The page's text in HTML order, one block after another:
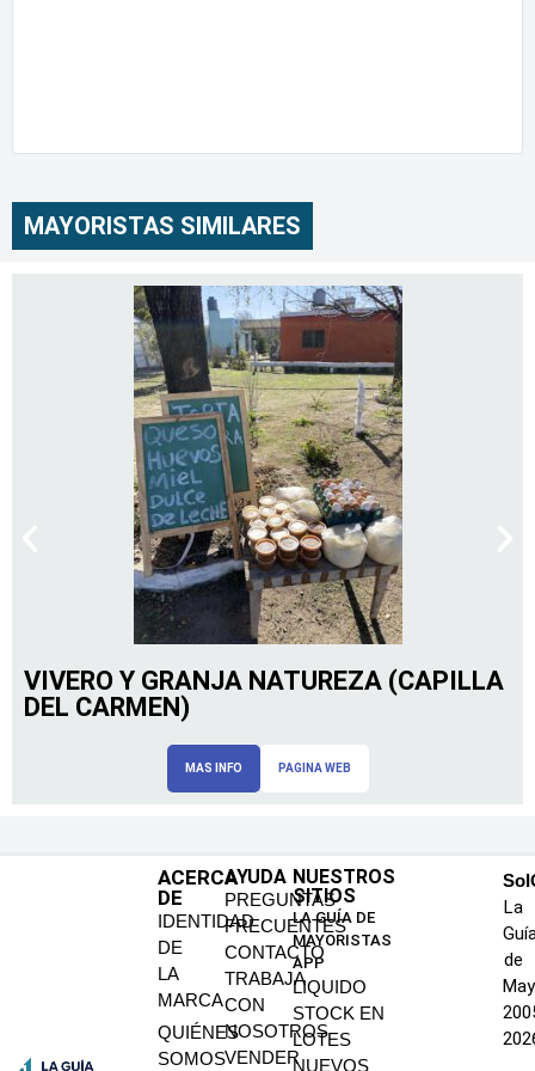
MAYORISTAS SIMILARES
VIVERO Y GRANJA NATUREZA (CAPILLA
DEL CARMEN)
MAS INFO PAGINA WEB
ACERCA
DE
IDENTIDAD
DE
LA
MARCA
QUIÉNES
SOMOS
AYUDA
PREGUNTAS
FRECUENTES
CONTACTO
TRABAJA
CON
NOSOTROS
VENDER
NUESTROS
SITIOS
LA GUÍA DE
MAYORISTAS
APP
LIQUIDO
STOCK EN
LOTES
NUEVOS
La
de